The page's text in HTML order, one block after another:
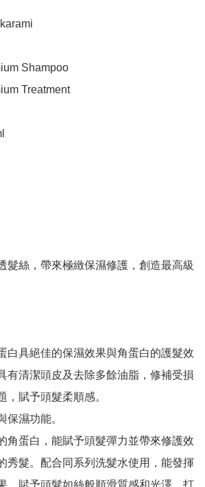
Shampoo
Treatment
髮絲，帶來極緻保濕修護，創造最高級
白具絕佳的保濕效果與角蛋白的護髮效
有清潔頭皮及去除多餘油脂，修補受損
，賦予頭髮柔順感。
保濕功能。
角蛋白，能賦予頭髮彈力並帶來修護效
秀髮。配合同系列洗髮水使用，能發揮